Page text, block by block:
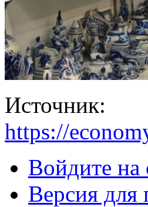
Источник:
https://
Войдите на
Версия для